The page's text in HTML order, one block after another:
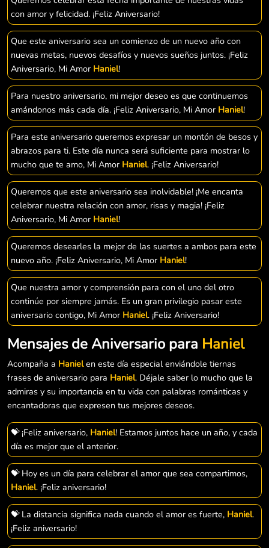
con amor y felicidad. ¡Feliz Aniversario!
Que este aniversario sea un comienzo de un nuevo año con
nuevas metas, nuevos desafíos y nuevos sueños juntos. ¡Feliz
Aniversario, Mi Amor Haniel!
Para nuestro aniversario, mi mejor deseo es que continuemos
amándonos más cada día. ¡Feliz Aniversario, Mi Amor Haniel!
Para este aniversario queremos expresar un montón de besos y
abrazos para ti. Este día nunca será suficiente para mostrar lo
mucho que te amo, Mi Amor Haniel. ¡Feliz Aniversario!
Queremos que este aniversario sea inolvidable! ¡Me encanta
celebrar nuestra relación con amor, risas y magia! ¡Feliz
Aniversario, Mi Amor Haniel!
Queremos desearles la mejor de las suertes a ambos para este
nuevo año. ¡Feliz Aniversario, Mi Amor Haniel!
Que nuestra amor y comprensión para con el uno del otro
continúe por siempre jamás. Es un gran privilegio pasar este
aniversario contigo, Mi Amor Haniel. ¡Feliz Aniversario!
Mensajes de Aniversario para Haniel
Acompaña a Hanielen este día especial enviándole tiernas
frases de aniversario para Haniel. Déjale saber lo mucho que la
admiras y su importancia en tu vida con palabras románticas y
encantadoras que expresen tus mejores deseos.
💝 ¡Feliz aniversario, Haniel! Estamos juntos hace un año, y cada
día es mejor que el anterior.
💝 Hoy es un día para celebrar el amor que sea compartimos,
Haniel. ¡Feliz aniversario!
💝 La distancia significa nada cuando el amor es fuerte, Haniel.
¡Feliz aniversario!